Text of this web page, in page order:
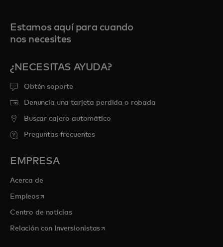
Estamos aquí para cuando
nos necesites
¿NECESITAS AYUDA?
Obtén soporte
Denuncia una tarjeta perdida o robada
Buscar cajero automático
Preguntas frecuentes
EMPRESA
Acerca de
Empleosse abre en una pestaña nueva
Centro de noticias
Relación con Inversionistasse abre en una pestaña nueva